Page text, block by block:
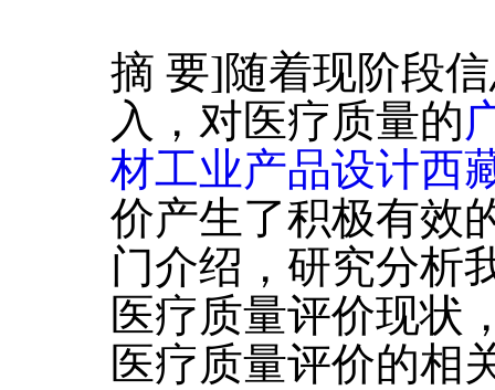
摘 要]随着现阶段
入，对医疗质量的
材工业产品设计西
价产生了积极有效
门介绍，研究分析
医疗质量评价现状
医疗质量评价的相